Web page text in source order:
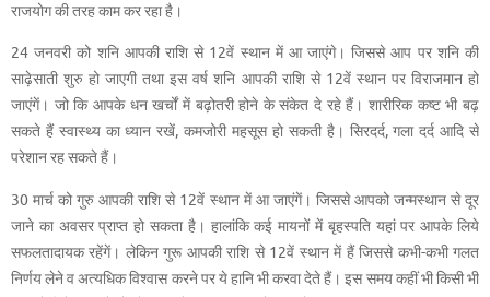
राजयोग की तरह काम कर रहा है।
24 जनवरी को शनि आपकी राशि से 12वें स्थान में आ जाएंगे। जिससे आप पर शनि की
साढ़ेसाती शुरु हो जाएगी तथा इस वर्ष शनि आपकी राशि से 12वें स्थान पर विराजमान हो
जाएंगें। जो कि आपके धन खर्चों में बढ़ोतरी होने के संकेत दे रहे हैं। शारीरिक कष्ट भी बढ़
सकते हैं स्वास्थ्य का ध्यान रखें, कमजोरी महसूस हो सकती है। सिरदर्द, गला दर्द आदि से
परेशान रह सकते हैं।
30 मार्च को गुरु आपकी राशि से 12वें स्थान में आ जाएंगें। जिससे आपको जन्मस्थान से दूर
जाने का अवसर प्राप्त हो सकता है। हालांकि कई मायनों में बृहस्पति यहां पर आपके लिये
सफलतादायक रहेंगें। लेकिन गुरू आपकी राशि से 12वें स्थान में हैं जिससे कभी-कभी गलत
निर्णय लेने व अत्यधिक विश्वास करने पर ये हानि भी करवा देते हैं। इस समय कहीं भी किसी भी